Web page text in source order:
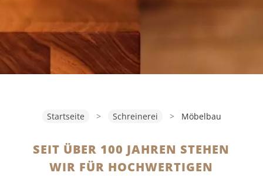
Startseite > Schreinerei > Möbelbau
SEIT ÜBER 100 JAHREN STEHEN
WIR FÜR HOCHWERTIGEN